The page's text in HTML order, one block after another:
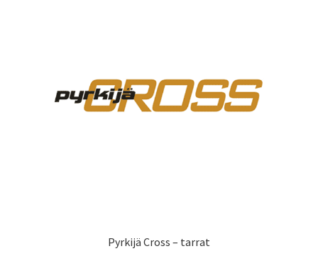
Pyrkijä Cross – tarrat